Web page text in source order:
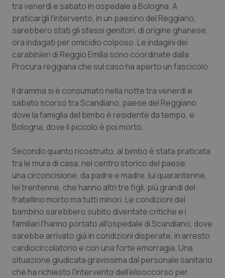
Abruzzo
Basilicata
Calabria
Campania
Emilia-Romagna
Lazio
Liguria
Lombardia
Marche
Molise
QS Pro Gold
Artrite & artrosi
Asma & BPCO
Car-T
Colesterolo & coronaropatie
Diabete & glucometri
Disturbi dell’umore
Dolore
Donna & Salute
Epatiti
QS Club Newsletter
tra venerdì e sabato in ospedale a Bologna. A
praticargli l'intervento, in un paesino del Reggiano,
sarebbero stati gli stessi genitori, di origine ghanese,
ora indagati per omicidio colposo. Le indagini dei
carabinieri di Reggio Emilia sono coordinate dalla
Procura reggiana che sul caso ha aperto un fascicolo.
Il dramma si è consumato nella notte tra venerdì e
sabato scorso tra Scandiano, paese del Reggiano
dove la famiglia del bimbo è residente da tempo, e
Bologna, dove il piccolo è poi morto.
Secondo quanto ricostruito, al bimbo è stata praticata
tra le mura di casa, nel centro storico del paese,
una circoncisione, da padre e madre, lui quarantenne,
lei trentenne, che hanno altri tre figli, più grandi del
fratellino morto ma tutti minori. Le condizioni del
bambino sarebbero subito diventate critiche e i
familiari l'hanno portato all'ospedale di Scandiano, dove
sarebbe arrivato già in condizioni disperate, in arresto
cardiocircolatorio e con una forte emorragia. Una
situazione giudicata gravissima dal personale sanitario
che ha richiesto l'intervento dell'elisoccorso per